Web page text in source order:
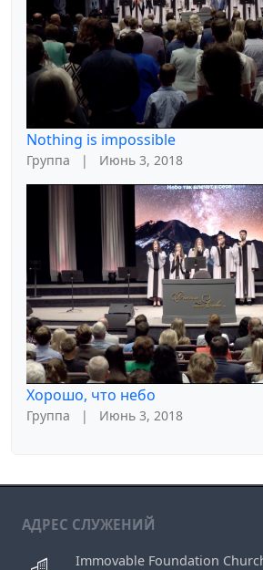
Nothing is impossible
Группа | Июнь 3, 2018
Хорошо, что небо
Группа | Июнь 3, 2018
АДРЕС СЛУЖЕНИЙ
Immovable Foundation